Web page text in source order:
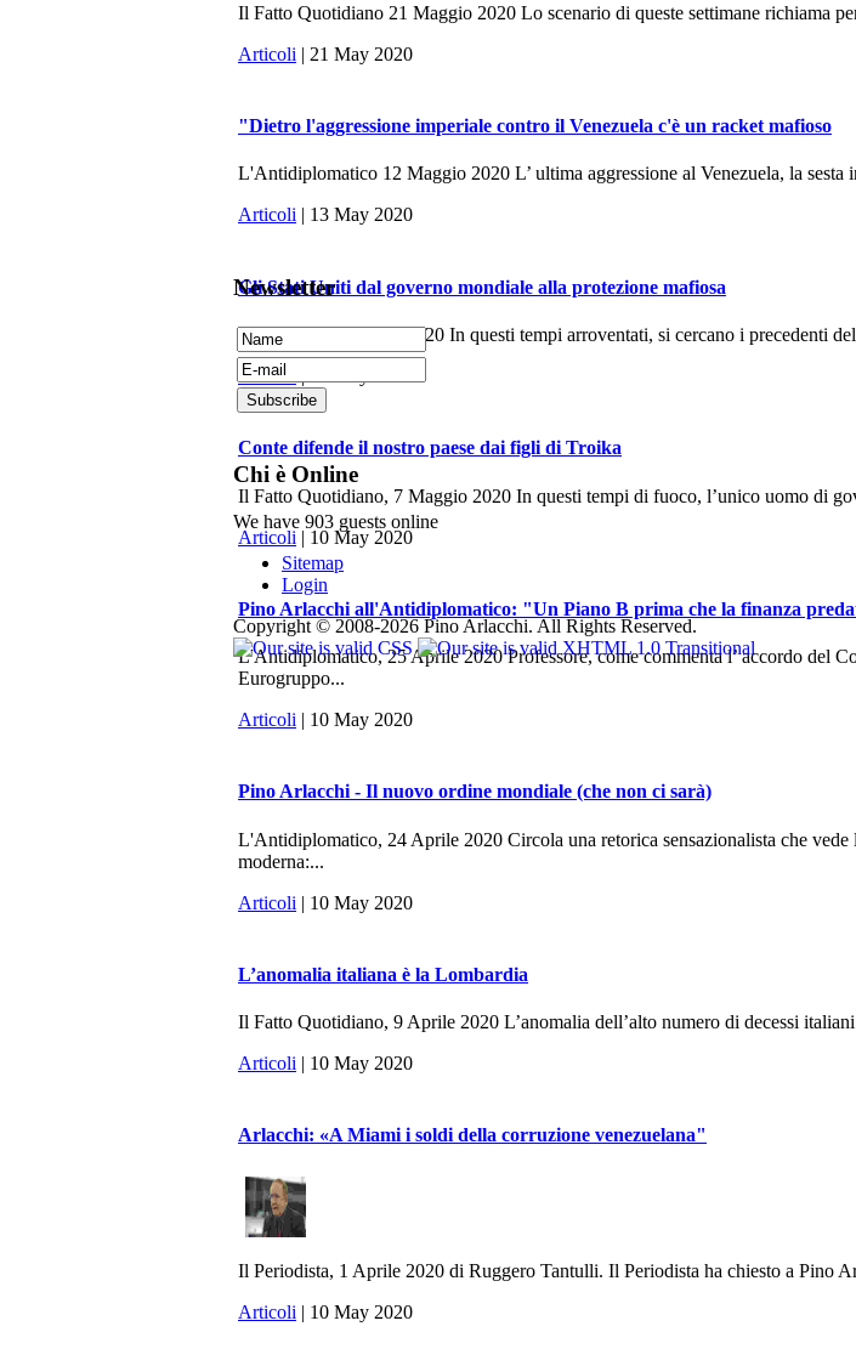
Il Fatto Quotidiano 21 Maggio 2020 Lo scenario di queste settimane richiama
Articoli | 21 May 2020
"Dietro l'aggressione imperiale contro il Venezuela c'è un racket mafioso
L'Antidiplomatico 12 Maggio 2020 L’ ultima aggressione al Venezuela, la
Articoli | 13 May 2020
Gli Stati Uniti dal governo mondiale alla protezione mafiosa
La Fionda, 7 Maggio 2020 In questi tempi arroventati, si cercano i precedenti
Articoli
Conte difende il nostro paese dai figli di Troika
Il Fatto Quotidiano, 7 Maggio 2020 In questi tempi di fuoco, l’unico uomo di
Articoli | 10 May 2020
Pino Arlacchi all'Antidiplomatico: "Un Piano B prima che la finanza
L'Antidiplomatico, 25 Aprile 2020 Professore, come commenta l’ accordo del
Eurogruppo...
Articoli | 10 May 2020
Pino Arlacchi - Il nuovo ordine mondiale (che non ci sarà)
L'Antidiplomatico, 24 Aprile 2020 Circola una retorica sensazionalista che
moderna:...
Articoli | 10 May 2020
L’anomalia italiana è la Lombardia
Il Fatto Quotidiano, 9 Aprile 2020 L’anomalia dell’alto numero di decessi
Articoli | 10 May 2020
Arlacchi: «A Miami i soldi della corruzione venezuelana"
Il Periodista, 1 Aprile 2020 di Ruggero Tantulli. Il Periodista ha chiesto a Pino
Articoli | 10 May 2020
Newsletter
Chi è Online
We have 903 guests online
Sitemap
Login
Copyright © 2008-2026 Pino Arlacchi. All Rights Reserved.